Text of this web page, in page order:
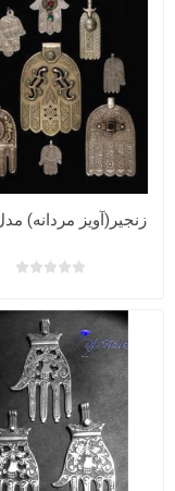
زنجیر(آویز مردانه) مدل